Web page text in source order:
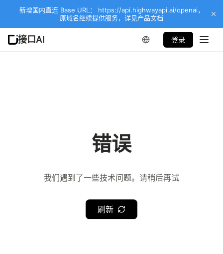
新增国内直连 Base URL： https://api.highwayapi.ai/openai，
原域名继续提供服务，详见产品文档
接口AI 登录
错误
我们遇到了一些技术问题。请稍后再试
刷新